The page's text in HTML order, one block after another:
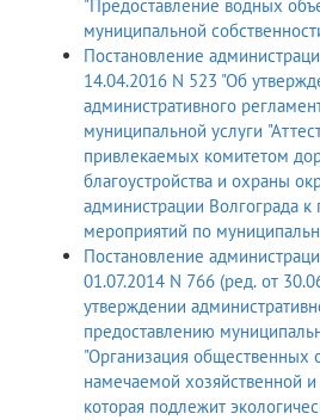
"Предоставление водных
муниципальной
Постановление
14.04.2016 N 523 "Об
административного
муниципальной услуги
привлекаемых комитетом
благоустройства и охраны
администрации Волгограда
мероприятий по
Постановление
01.07.2014 N 766 (ред. от
утверждении
предоставлению
"Организация общественных
намечаемой хозяйственной
которая подлежит